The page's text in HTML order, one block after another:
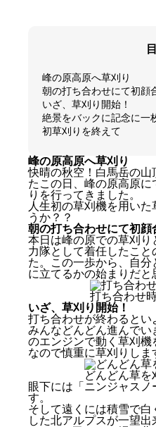
峰の原高原へ草刈り
朝の打ち合わせにて初顔
いざ、草刈り開始！
絶景をバックに記念に一
初草刈りを終えて
峰の原高原へ草刈り
快晴の秋空！白馬岳の山
たこの日、峰の原高原に
りを行ってきました。
人生初の草刈機を用い
うか？？
朝の打ち合わせにて初顔
本日は峰の原での草刈
力隊として着任したこ
た。この一歩から、自
に立てるかの始まりだと
打ち合わせ
いざ、草刈り開始！
打ち合わせが終わるとい
みんなどんどん進んで
のエンジンで動く草刈
なので慎重に草刈りしま
どんどん草を
眼下には「ニンジャスノ
す。
そして遠くには積雪で白
した北アルプスが一望出